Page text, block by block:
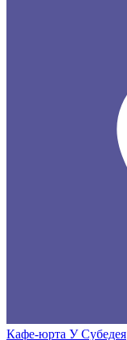
Кафе-юрта У Субедея